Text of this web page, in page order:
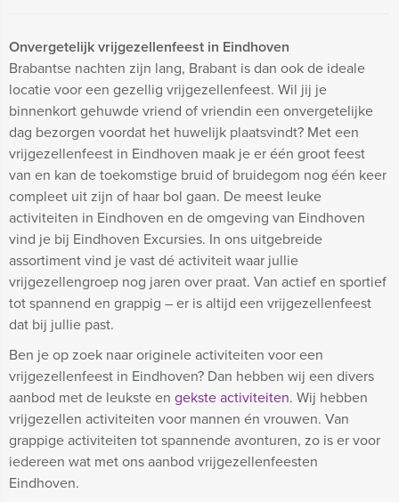
Onvergetelijk vrijgezellenfeest in Eindhoven
Brabantse nachten zijn lang, Brabant is dan ook de ideale
locatie voor een gezellig vrijgezellenfeest. Wil jij je
binnenkort gehuwde vriend of vriendin een onvergetelijke
dag bezorgen voordat het huwelijk plaatsvindt? Met een
vrijgezellenfeest in Eindhoven maak je er één groot feest
van en kan de toekomstige bruid of bruidegom nog één keer
compleet uit zijn of haar bol gaan. De meest leuke
activiteiten in Eindhoven en de omgeving van Eindhoven
vind je bij Eindhoven Excursies. In ons uitgebreide
assortiment vind je vast dé activiteit waar jullie
vrijgezellengroep nog jaren over praat. Van actief en sportief
tot spannend en grappig – er is altijd een vrijgezellenfeest
dat bij jullie past.
Ben je op zoek naar originele activiteiten voor een
vrijgezellenfeest in Eindhoven? Dan hebben wij een divers
aanbod met de leukste en gekste activiteiten. Wij hebben
vrijgezellen activiteiten voor mannen én vrouwen. Van
grappige activiteiten tot spannende avonturen, zo is er voor
iedereen wat met ons aanbod vrijgezellenfeesten
Eindhoven.